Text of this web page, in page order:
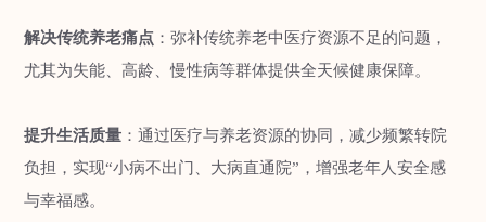
解决传统养老痛点‌ ：弥补传统养老中医疗资源不足的问题，
尤其为失能、高龄、慢性病等群体提供全天候健康保障‌。
提升生活质量‌ ：通过医疗与养老资源的协同，减少频繁转院
负担，实现“小病不出门、大病直通院”，增强老年人安全感
与幸福感‌。